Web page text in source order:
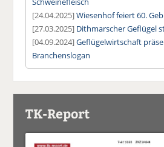
[24.04.2025]Wiesenhof feiert 60.
[27.03.2025] Dithmarscher Geflügel
[04.09.2024]Geflügelwirtschaft
Branchenslogan
TK-Report